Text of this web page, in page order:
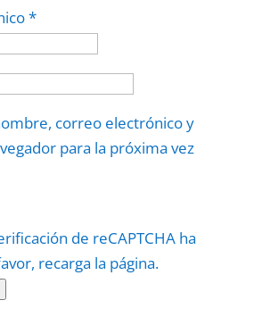
*
correo electrónico y
para la próxima vez
de reCAPTCHA ha
recarga la página.